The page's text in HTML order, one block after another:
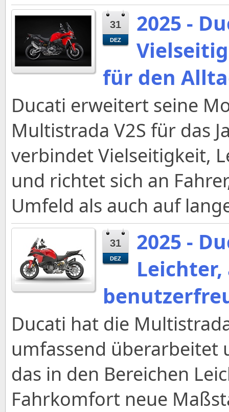
31
DEZ
2025 -
für den
Ducati erweitert seine
Multistrada V2S für das
verbindet Vielseitigkeit,
und richtet sich an
Umfeld als auch auf
31
DEZ
2025 -
Ducati hat die
umfassend
das in den Bereichen
Fahrkomfort neue